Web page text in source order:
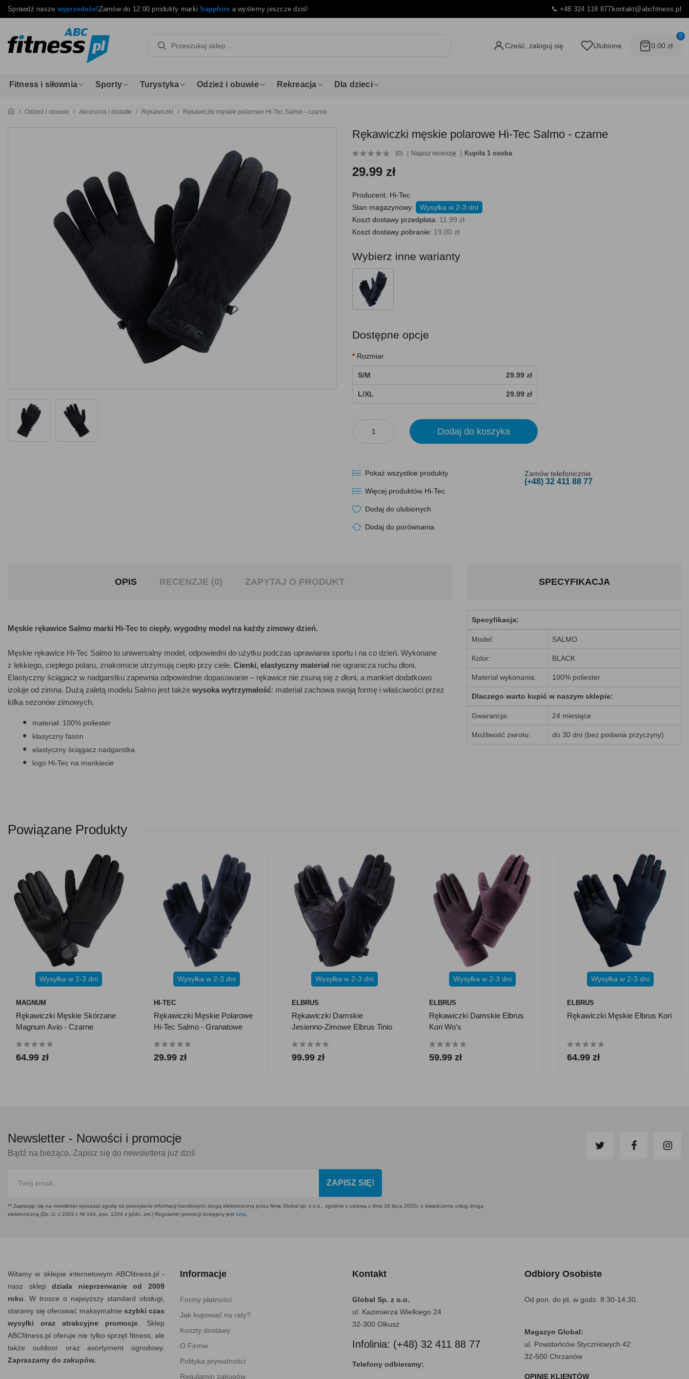
Sprawdź nasze wyprzedaże!Zamów do 12:00 produkty markiSapphire a wyślemy jeszcze dziś! +48 324 118 877kontakt@abcfitness.pl
Cześć, zaloguj się Ulubione
0
0.00 zł
Fitness i siłownia Sporty Turystyka Odzież i obuwie Rekreacja Dla dzieci
Odzież i obuwie Akcesoria i dodatki Rękawiczki Rękawiczki męskie polarowe Hi-Tec Salmo - czarne
Rękawiczki męskie polarowe Hi-Tec Salmo - czarne
(0) Napisz recenzję Kupiła 1 osoba
29.99 zł
Producent: Hi-Tec
Stan magazynowy:
Wysyłka w 2-3 dni
Koszt dostawy przedpłata: 11.99 zł
Koszt dostawy pobranie: 19.00 zł
Wybierz inne warianty
Dostępne opcje
Rozmiar
S/M 29.99 zł
L/XL 29.99 zł
Dodaj do koszyka
Pokaż wszystkie produkty
Więcej produktów Hi-Tec
Dodaj do ulubionych
Dodaj do porównania
Zamów telefonicznie
(+48) 32 411 88 77
OPIS RECENZJE (0) ZAPYTAJ O PRODUKT
Męskie rękawice Salmo marki Hi-Tec to ciepły, wygodny model na każdy zimowy dzień.
Męskie rękawice Hi-Tec Salmo to uniwersalny model, odpowiedni do użytku podczas uprawiania sportu i na co dzień. Wykonane
z lekkiego, ciepłego polaru, znakomicie utrzymują ciepło przy ciele. Cienki, elastyczny materiał nie ogranicza ruchu dłoni.
Elastyczny ściągacz w nadgarstku zapewnia odpowiednie dopasowanie – rękawice nie zsuną się z dłoni, a mankiet dodatkowo
izoluje od zimna. Dużą zaletą modelu Salmo jest także wysoka wytrzymałość: materiał zachowa swoją formę i właściwości przez
kilka sezonów zimowych.
materiał: 100% poliester
klasyczny fason
elastyczny ściągacz nadgarstka
logo Hi-Tec na mankiecie
SPECYFIKACJA
Specyfikacja:
Model: SALMO
Kolor: BLACK
Materiał wykonania: 100% poliester
Dlaczego warto kupić w naszym sklepie:
Gwarancja: 24 miesiące
Możliwość zwrotu: do 30 dni (bez podania przyczyny)
Powiązane Produkty
Wysyłka w 2-3 dni
MAGNUM
Rękawiczki Męskie Skórzane
Magnum Avio - Czarne
64.99 zł
Wysyłka w 2-3 dni
HI-TEC
Rękawiczki Męskie Polarowe
Hi-Tec Salmo - Granatowe
29.99 zł
Wysyłka w 2-3 dni
ELBRUS
Rękawiczki Damskie
Jesienno-Zimowe Elbrus Tinio
99.99 zł
Wysyłka w 2-3 dni
ELBRUS
Rękawiczki Damskie Elbrus
Kori Wo's
59.99 zł
Wysyłka w 2-3 dni
ELBRUS
Rękawiczki Męskie Elbrus Kori
64.99 zł
Newsletter - Nowości i promocje
Bądź na bieżąco. Zapisz się do newslettera już dziś
ZAPISZ SIĘ!
** Zapisując się na newsletter wyrażasz zgodę na przesyłanie informacji handlowych drogą elektroniczną przez firmę Global sp. z o.o., zgodnie z ustawą z dnia 18 lipca 2002r. o świadczeniu usług drogą
elektroniczną (Dz. U. z 2002 r. Nr 144, poz. 1204 z późn. zm.) Regulamin promocji dostępny jest tutaj
Witamy w sklepie internetowym ABCfitness.pl -
nasz sklepdziała nieprzerwanie od 2009
roku . W trosce o najwyższy standard obsługi,
staramy się oferować maksymalnie szybki czas
wysyłki oraz atrakcyjne promocje . Sklep
ABCfitness.pl oferuje nie tylko sprzęt fitness, ale
także outdoor oraz asortyment ogrodowy.
Zapraszamy do zakupów.
Informacje
Formy płatności
Jak kupować na raty?
Koszty dostawy
O Firmie
Polityka prywatności
Regulamin zakupów
Kontakt
Global Sp. z o.o.
ul. Kazimierza Wielkiego 24
32-300 Olkusz
Infolinia: (+48) 32 411 88 77
Telefony odbieramy:
Odbiory Osobiste
Od pon. do pt. w godz. 8:30-14:30.
Magazyn Global:
ul. Powstańców Styczniowych 42
32-500 Chrzanów
OPINIE KLIENTÓW